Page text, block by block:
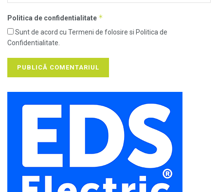
Politica de confidentialitate *
Sunt de acord cu Termeni de folosire si Politica de
Confidentialitate.